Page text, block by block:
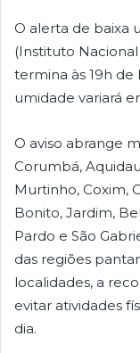
O alerta de baixa
(Instituto
termina às 19h de
umidade variará
O aviso abrange
Corumbá,
Murtinho, Coxim,
Bonito, Jardim,
Pardo e São
das regiões
localidades, a
evitar atividades
dia.